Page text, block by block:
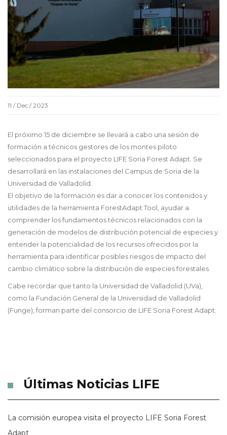
11 / Dec / 2023
El próximo 15 de diciembre se llevará a cabo una sesión de
formación a técnicos gestores de los montes piloto
seleccionados para el proyecto LIFE Soria Forest Adapt. Se
desarrollará en las instalaciones del Campus de Soria de la
Universidad de Valladolid.
El objetivo de la formación es dar a conocer los contenidos y
utilidades de la herramienta ForestAdapt Tool, ayudar a
comprender los fundamentos técnicos relacionados con la
generación de modelos de distribución potencial de especies y
entender la potencialidad de los recursos ofrecidos por la
herramienta para identificar posibles riesgos de impacto del
cambio climático sobre la distribución de especies forestales.
Cabe recordar que tanto la Universidad de Valladolid (UVa),
como la Fundación General de la Universidad de Valladolid
(Funge), forman parte del consorcio de LIFE Soria Forest Adapt.
Últimas Noticias LIFE
La comisión europea visita el proyecto LIFE Soria Forest
Adapt